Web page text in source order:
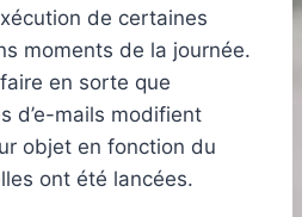
de certaines
moments de la journée.
en sorte que
d’e-mails modifient
objet en fonction du
ont été lancées.